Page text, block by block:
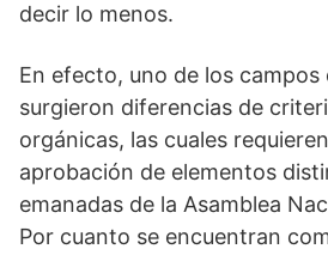
decir lo menos.
En efecto, uno de los campos
surgieron diferencias de
orgánicas, las cuales
aprobación de elementos
emanadas de la Asamblea
Por cuanto se encuentran